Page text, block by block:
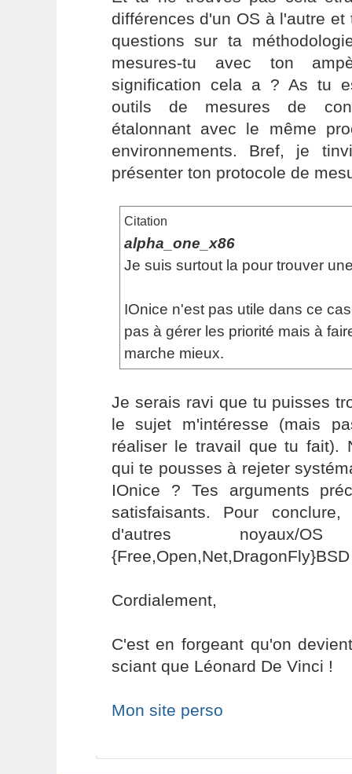
différences d'un OS à l'autre
questions sur ta
mesures-tu avec ton
signification cela a ? As tu
outils de mesures de
étalonnant avec le même
environnements. Bref, je
présenter ton protocole de
Citation
alpha_one_x86
Je suis surtout la pour trouver
IOnice n'est pas utile dans ce
pas à gérer les priorité mais à
marche mieux.
Je serais ravi que tu puisses
le sujet m'intéresse (mais
réaliser le travail que tu fait).
qui te pousses à rejeter
IOnice ? Tes arguments
satisfaisants. Pour
d'autres
Cordialement,
C'est en forgeant qu'on
sciant que Léonard De Vinci !
Mon site perso